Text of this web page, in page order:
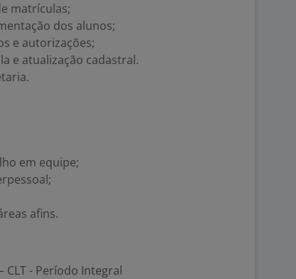
matrículas;
dos alunos;
e autorizações;
e atualização cadastral.
em equipe;
afins.
CLT - Período Integral